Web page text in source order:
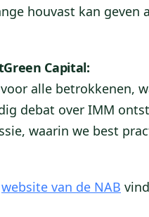
houvast kan geven
Capital:
alle betrokkenen,
debat over IMM
waarin we best
website van de NAB